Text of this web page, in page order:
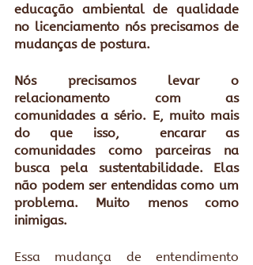
educação ambiental de qualidade
no licenciamento nós precisamos de
mudanças de postura.
Nós precisamos levar o
relacionamento com as
comunidades a sério. E, muito mais
do que isso,  encarar as
comunidades como parceiras na
busca pela sustentabilidade. Elas
não podem ser entendidas como um
problema. Muito menos como
inimigas.
Essa mudança de entendimento